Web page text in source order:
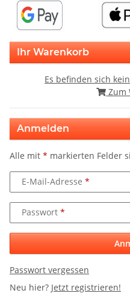
Ihr Warenkorb
Es befinden sich
Zum
Anmelden
Alle mit * markierten Felder
E-Mail-Adresse
Passwort
Passwort vergessen
Neu hier? Jetzt registrieren!